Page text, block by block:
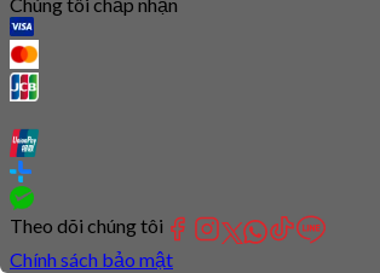
Theo dõi chúng tôi
Chính sách bảo mật